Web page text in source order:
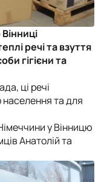
речі та взуття
гігієни та
ці речі
населення та для
у Вінницю
Анатолій та